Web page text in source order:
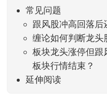
去相差不大，但细
常见问题
跟风股冲高回落后
缠论如何判断龙头
板块龙头涨停但跟
板块行情结束？
延伸阅读